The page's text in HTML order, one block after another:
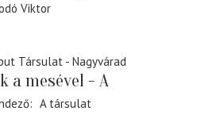
Viktor
Társulat - Nagyvárad
a mesével - A
A társulat